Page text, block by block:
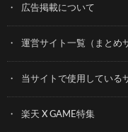
広告掲載について
運営サイト一覧（まとめ
当サイトで使用している
楽天 X GAME特集